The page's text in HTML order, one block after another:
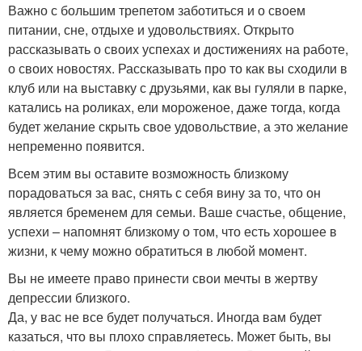
Важно с большим трепетом заботиться и о своем
питании, сне, отдыхе и удовольствиях. Открыто
рассказывать о своих успехах и достижениях на работе,
о своих новостях. Рассказывать про то как вы сходили в
клуб или на выставку с друзьями, как вы гуляли в парке,
катались на роликах, ели мороженое, даже тогда, когда
будет желание скрыть свое удовольствие, а это желание
непременно появится.
Всем этим вы оставите возможность близкому
порадоваться за вас, снять с себя вину за то, что он
является бременем для семьи. Ваше счастье, общение,
успехи – напомнят близкому о том, что есть хорошее в
жизни, к чему можно обратиться в любой момент.
Вы не имеете право принести свои мечты в жертву
депрессии близкого.
Да, у вас не все будет получаться. Иногда вам будет
казаться, что вы плохо справляетесь. Может быть, вы